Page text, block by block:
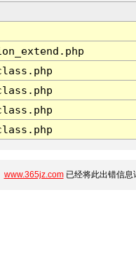
www.365jz.com已经将此出错信息